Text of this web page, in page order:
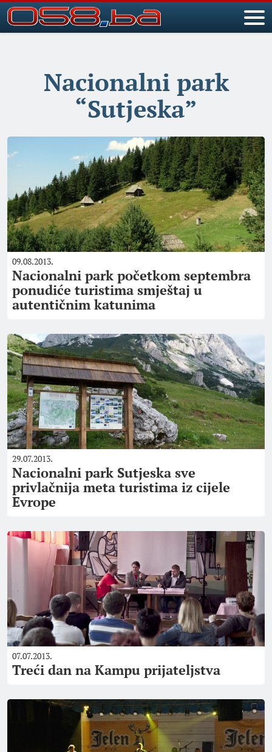
Nacionalni park
“Sutjeska”
09.08.2013.
Nacionalni park početkom septembra
ponudiće turistima smještaj u
autentičnim katunima
29.07.2013.
Nacionalni park Sutjeska sve
privlačnija meta turistima iz cijele
Evrope
07.07.2013.
Treći dan na Kampu prijateljstva